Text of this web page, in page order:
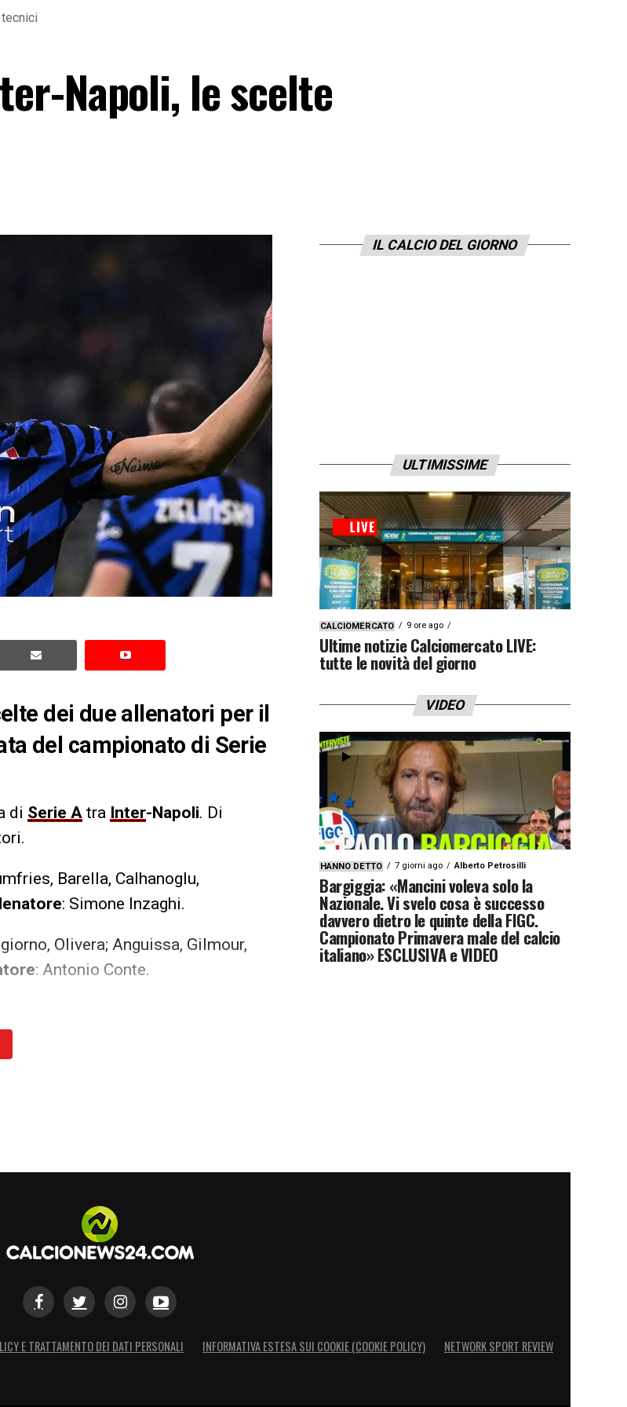
Napoli, le scelte
dei due allenatori per il
del campionato di Serie
di Serie A tra Inter-Napoli. Di
Barella, Calhanoglu,
: Simone Inzaghi.
Olivera; Anguissa, Gilmour,
: Antonio Conte.
IL CALCIO DEL GIORNO
ULTIMISSIME
CALCIOMERCATO 9 ore ago
Ultime notizie Calciomercato LIVE:
tutte le novità del giorno
VIDEO
HANNO DETTO 7 giorni ago Alberto Petrosilli
Bargiggia: «Mancini voleva solo la
Nazionale. Vi svelo cosa è successo
davvero dietro le quinte della FIGC.
Campionato Primavera male del calcio
italiano» ESCLUSIVA e VIDEO
E TRATTAMENTO DEI DATI PERSONALI INFORMATIVA ESTESA SUI COOKIE (COOKIE POLICY) NETWORK SPORT REVIEW